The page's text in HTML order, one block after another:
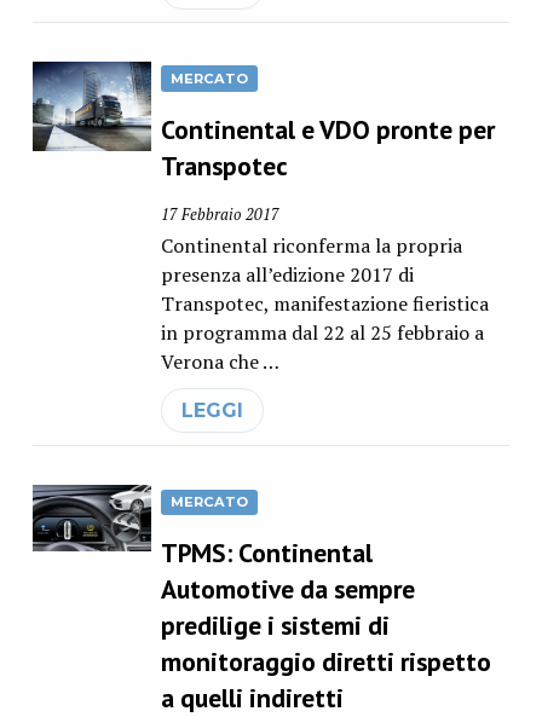
MERCATO
Continental e VDO pronte per
Transpotec
17 Febbraio 2017
Continental riconferma la propria
presenza all’edizione 2017 di
Transpotec, manifestazione fieristica
in programma dal 22 al 25 febbraio a
Verona che …
LEGGI
MERCATO
TPMS: Continental
Automotive da sempre
predilige i sistemi di
monitoraggio diretti rispetto
a quelli indiretti